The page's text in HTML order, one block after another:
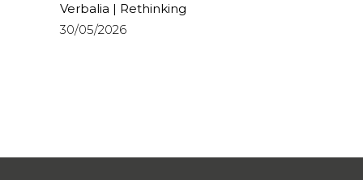
Verbalia | Rethinking
30/05/2026